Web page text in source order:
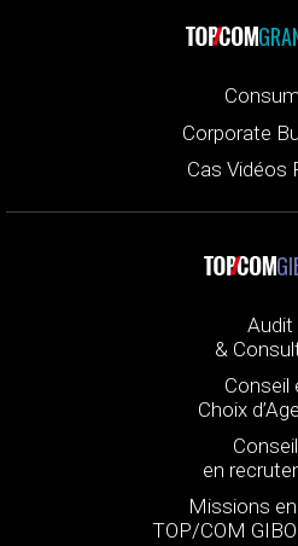
Corporate
Cas Vidéos
Audit
&
Conseil
Choix
en
Missions
TOP/COM